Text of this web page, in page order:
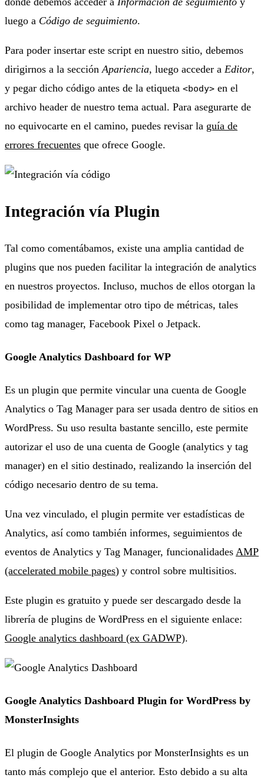
luego a Código de seguimiento.
Para poder insertar este script en nuestro sitio, debemos
dirigirnos a la secciónApariencia, luego acceder a Editor,
y pegar dicho código antes de la etiqueta <body> en el
archivo header de nuestro tema actual. Para asegurarte de
no equivocarte en el camino, puedes revisar la guía de
errores frecuentes que ofrece Google.
Integración vía Plugin
Tal como comentábamos, existe una amplia cantidad de
plugins que nos pueden facilitar la integración de analytics
en nuestros proyectos. Incluso, muchos de ellos otorgan la
posibilidad de implementar otro tipo de métricas, tales
como tag manager, Facebook Pixel o Jetpack.
Google Analytics Dashboard for WP
Es un plugin que permite vincular una cuenta de Google
Analytics o Tag Manager para ser usada dentro de sitios en
WordPress. Su uso resulta bastante sencillo, este permite
autorizar el uso de una cuenta de Google (analytics y tag
manager) en el sitio destinado, realizando la inserción del
código necesario dentro de su tema.
Una vez vinculado, el plugin permite ver estadísticas de
Analytics, así como también informes, seguimientos de
eventos de Analytics y Tag Manager, funcionalidades AMP
(accelerated mobile pages) y control sobre multisitios.
Este plugin es gratuito y puede ser descargado desde la
librería de plugins de WordPress en el siguiente enlace:
Google analytics dashboard (ex GADWP).
Google Analytics Dashboard Plugin for WordPress by
MonsterInsights
El plugin de Google Analytics por MonsterInsights es un
tanto más complejo que el anterior. Esto debido a su alta